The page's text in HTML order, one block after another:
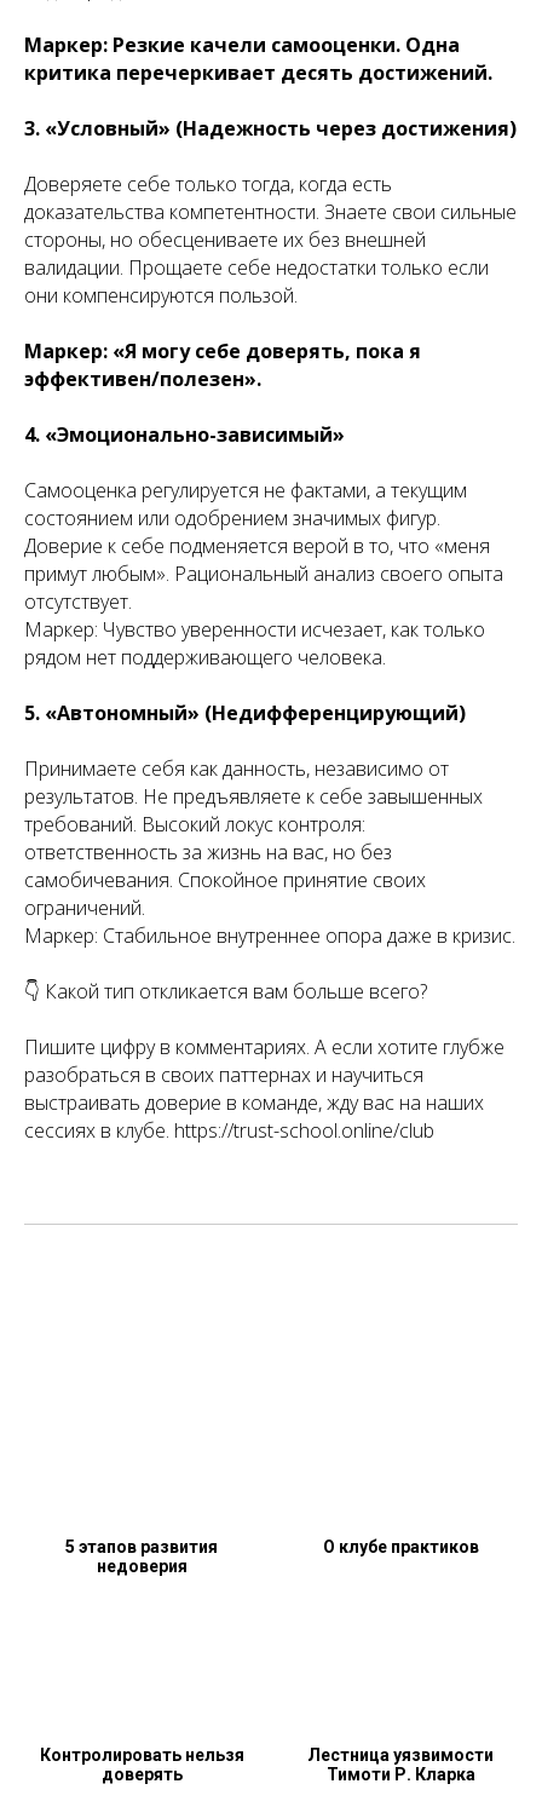
Маркер: Резкие качели самооценки. Одна
критика перечеркивает десять достижений.
3. «Условный» (Надежность через достижения)
Доверяете себе только тогда, когда есть
доказательства компетентности. Знаете свои сильные
стороны, но обесцениваете их без внешней
валидации. Прощаете себе недостатки только если
они компенсируются пользой.
Маркер: «Я могу себе доверять, пока я
эффективен/полезен».
4. «Эмоционально-зависимый»
Самооценка регулируется не фактами, а текущим
состоянием или одобрением значимых фигур.
Доверие к себе подменяется верой в то, что «меня
примут любым». Рациональный анализ своего опыта
отсутствует.
Маркер: Чувство уверенности исчезает, как только
рядом нет поддерживающего человека.
5. «Автономный» (Недифференцирующий)
Принимаете себя как данность, независимо от
результатов. Не предъявляете к себе завышенных
требований. Высокий локус контроля:
ответственность за жизнь на вас, но без
самобичевания. Спокойное принятие своих
ограничений.
Маркер: Стабильное внутреннее опора даже в кризис.
👇 Какой тип откликается вам больше всего?
Пишите цифру в комментариях. А если хотите глубже
разобраться в своих паттернах и научиться
выстраивать доверие в команде, жду вас на наших
сессиях в клубе. https://trust-school.online/club
5 этапов развития
недоверия
О клубе практиков
Контролировать нельзя
доверять
Лестница уязвимости
Тимоти Р. Кларка